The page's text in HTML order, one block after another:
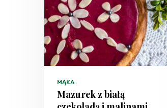
MĄKA
Mazurek z białą